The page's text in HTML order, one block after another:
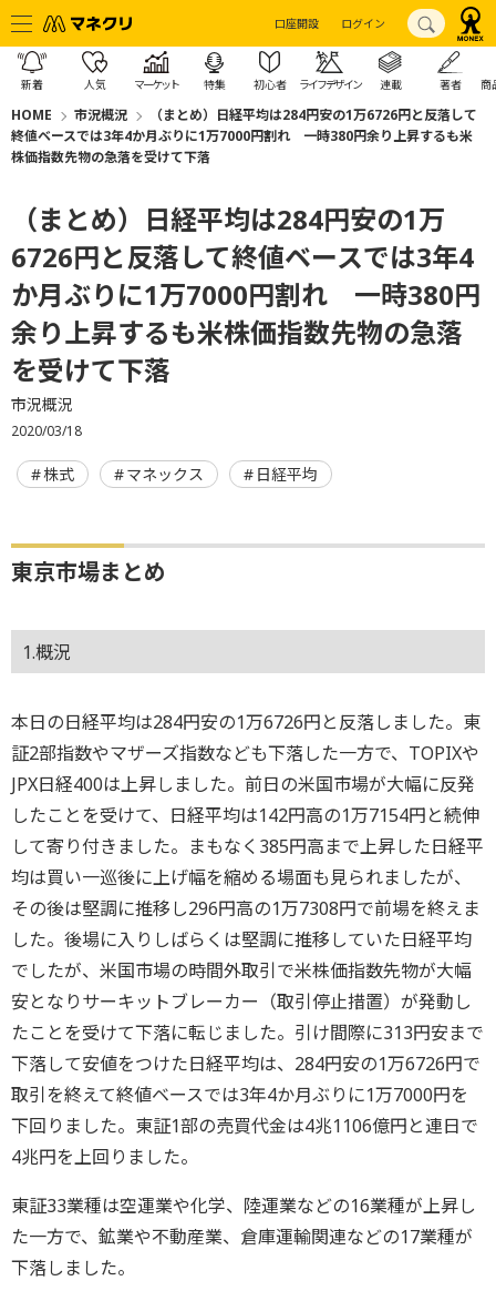
口座開設 ログイン
新着 人気 マーケット 特集 初心者 ライフデザイン 連載 著者 商
HOME 市況概況
（まとめ）日経平均は284円安の1万6726円と反落して
終値ベースでは3年4か月ぶりに1万7000円割れ 一時380円余り上昇するも米
株価指数先物の急落を受けて下落
（まとめ）日経平均は284円安の1万
6726円と反落して終値ベースでは3年4
か月ぶりに1万7000円割れ 一時380円
余り上昇するも米株価指数先物の急落
を受けて下落
市況概況
2020/03/18
株式 マネックス 日経平均
東京市場まとめ
1.概況
本日の日経平均は284円安の1万6726円と反落しました。東
証2部指数やマザーズ指数なども下落した一方で、TOPIXや
JPX日経400は上昇しました。前日の米国市場が大幅に反発
したことを受けて、日経平均は142円高の1万7154円と続伸
して寄り付きました。まもなく385円高まで上昇した日経平
均は買い一巡後に上げ幅を縮める場面も見られましたが、
その後は堅調に推移し296円高の1万7308円で前場を終えま
した。後場に入りしばらくは堅調に推移していた日経平均
でしたが、米国市場の時間外取引で米株価指数先物が大幅
安となりサーキットブレーカー（取引停止措置）が発動し
たことを受けて下落に転じました。引け間際に313円安まで
下落して安値をつけた日経平均は、284円安の1万6726円で
取引を終えて終値ベースでは3年4か月ぶりに1万7000円を
下回りました。東証1部の売買代金は4兆1106億円と連日で
4兆円を上回りました。
東証33業種は空運業や化学、陸運業などの16業種が上昇し
た一方で、鉱業や不動産業、倉庫運輸関連などの17業種が
下落しました。